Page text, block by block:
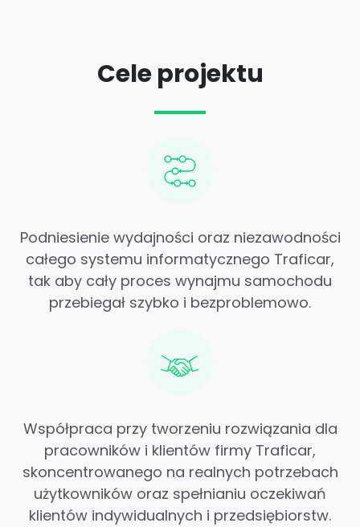
Cele projektu
Podniesienie wydajności oraz niezawodności
całego systemu informatycznego Traficar,
tak aby cały proces wynajmu samochodu
przebiegał szybko i bezproblemowo.
Współpraca przy tworzeniu rozwiązania dla
pracowników i klientów firmy Traficar,
skoncentrowanego na realnych potrzebach
użytkowników oraz spełnianiu oczekiwań
klientów indywidualnych i przedsiębiorstw.